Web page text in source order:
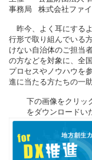
事務局
株式会社ファ
昨今、よく耳にする
行形で取り組んでいる
けない自治体のご担当
の方などを対象に、全
プロセスやノウハウを
進に当たる方たちの一
下の画像をクリッ
をダウンロードい